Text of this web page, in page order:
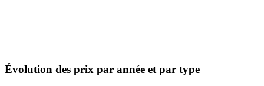
Évolution des prix par année et par type